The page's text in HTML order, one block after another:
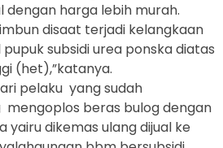
dengan harga lebih murah.
disaat terjadi kelangkaan
subsidi urea ponska diatas
(het),”katanya.
pelaku yang sudah
mengoplos beras bulog dengan
yairu dikemas ulang dijual ke